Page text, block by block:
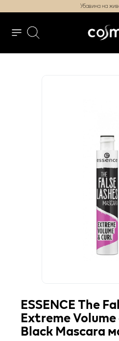
Убавина на
ESSENCE The
Extreme
Black Mascara